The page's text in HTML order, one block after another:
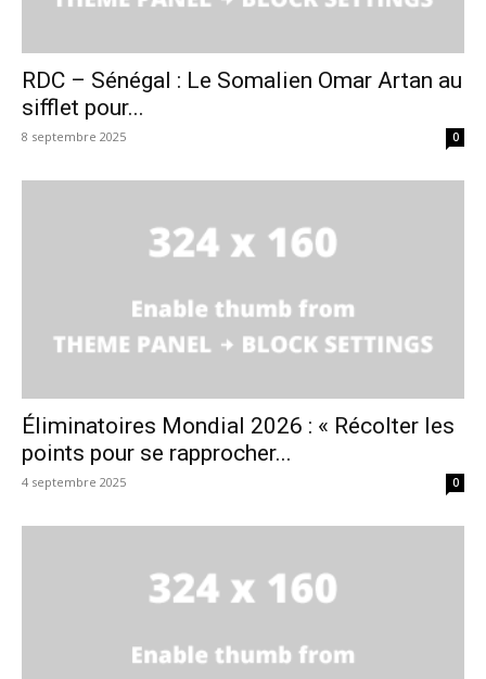
RDC – Sénégal : Le Somalien Omar Artan au
sifflet pour...
8 septembre 2025 0
Éliminatoires Mondial 2026 : « Récolter les
points pour se rapprocher...
4 septembre 2025 0